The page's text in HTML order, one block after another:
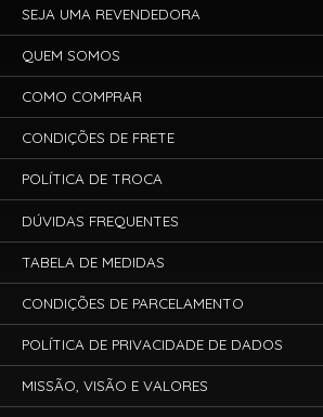
SEJA UMA REVENDEDORA
QUEM SOMOS
COMO COMPRAR
CONDIÇÕES DE FRETE
POLÍTICA DE TROCA
DÚVIDAS FREQUENTES
TABELA DE MEDIDAS
CONDIÇÕES DE PARCELAMENTO
POLÍTICA DE PRIVACIDADE DE DADOS
MISSÃO, VISÃO E VALORES